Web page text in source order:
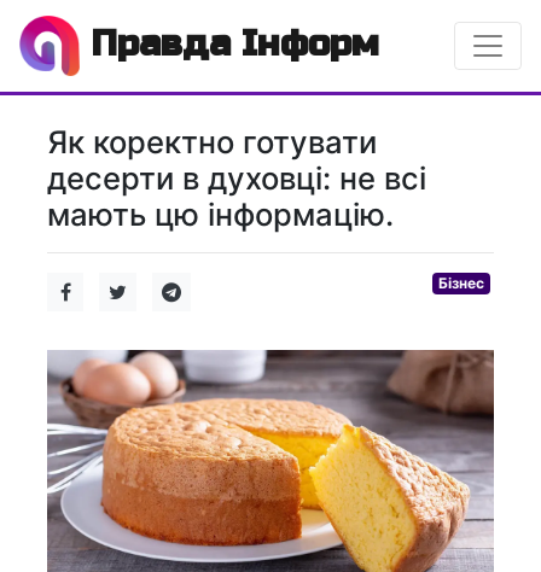
Правда Інформ
Як коректно готувати
десерти в духовці: не всі
мають цю інформацію.
Бізнес